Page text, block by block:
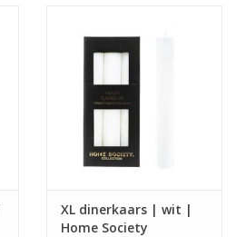
XL dinerkaars | wit |
Home Society